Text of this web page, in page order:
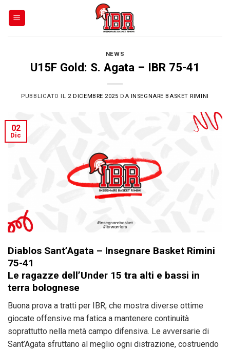
NEWS
U15F Gold: S. Agata – IBR 75-41
PUBBLICATO IL 2 DICEMBRE 2025 DA INSEGNARE BASKET RIMINI
02
Dic
Diablos Sant’Agata – Insegnare Basket Rimini
75-41
Le ragazze dell’Under 15 tra alti e bassi in
terra bolognese
Buona prova a tratti per IBR, che mostra diverse ottime
giocate offensive ma fatica a mantenere continuità
soprattutto nella metà campo difensiva. Le avversarie di
Sant’Agata sfruttano al meglio ogni distrazione, costruendo